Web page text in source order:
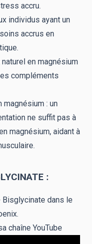
accru.
individus ayant un
accrus en
en magnésium
compléments
: un
ne suffit pas à
magnésium, aidant à
:
Bisglycinate dans le
chaîne YouTube